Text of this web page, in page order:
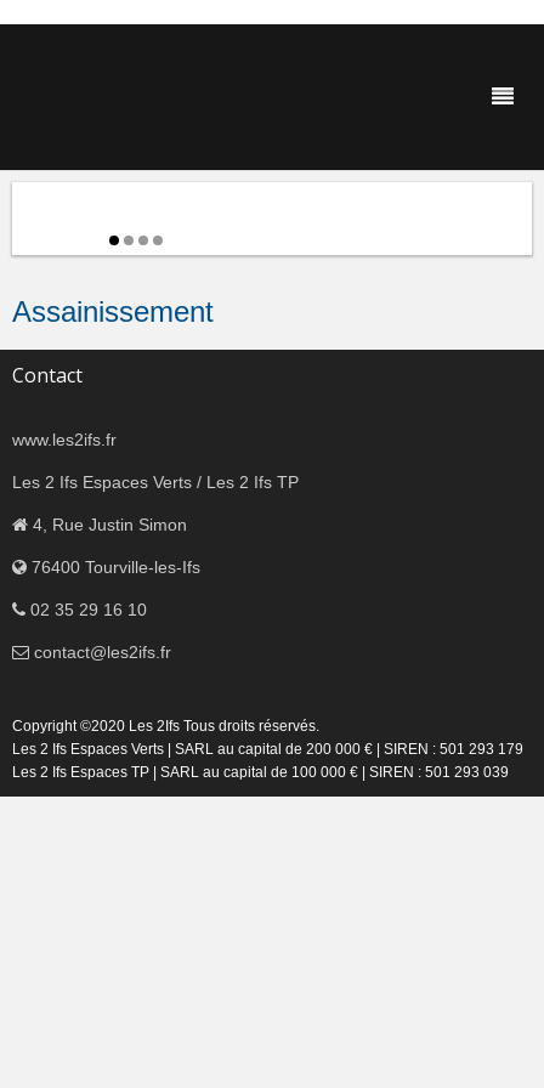
Assainissement
Contact
www.les2ifs.fr
Les 2 Ifs Espaces Verts / Les 2 Ifs TP
4, Rue Justin Simon
76400 Tourville-les-Ifs
02 35 29 16 10
contact@les2ifs.fr
Copyright ©2020 Les 2Ifs Tous droits réservés.
Les 2 Ifs Espaces Verts | SARL au capital de 200 000 € | SIREN : 501 293 179
Les 2 Ifs Espaces TP | SARL au capital de 100 000 € | SIREN : 501 293 039